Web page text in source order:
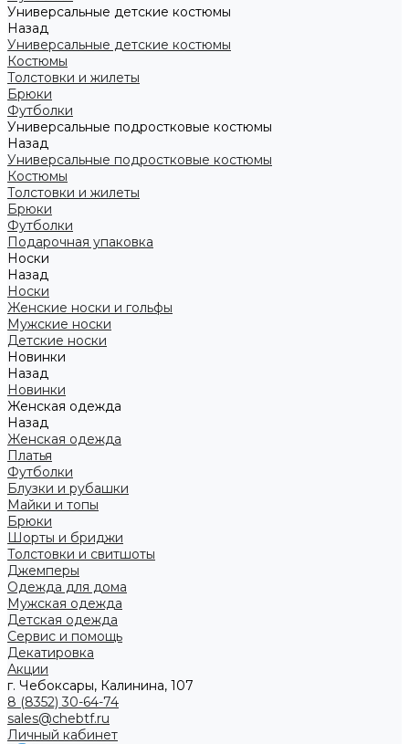
Универсальные детские костюмы
Назад
Универсальные детские костюмы
Костюмы
Толстовки и жилеты
Брюки
Футболки
Универсальные подростковые костюмы
Назад
Универсальные подростковые костюмы
Костюмы
Толстовки и жилеты
Брюки
Футболки
Подарочная упаковка
Носки
Назад
Носки
Женские носки и гольфы
Мужские носки
Детские носки
Новинки
Назад
Новинки
Женская одежда
Назад
Женская одежда
Платья
Футболки
Блузки и рубашки
Майки и топы
Брюки
Шорты и бриджи
Толстовки и свитшоты
Джемперы
Одежда для дома
Мужская одежда
Детская одежда
Сервис и помощь
Декатировка
Акции
г. Чебоксары, Калинина, 107
8 (8352) 30-64-74
sales@chebtf.ru
Личный кабинет